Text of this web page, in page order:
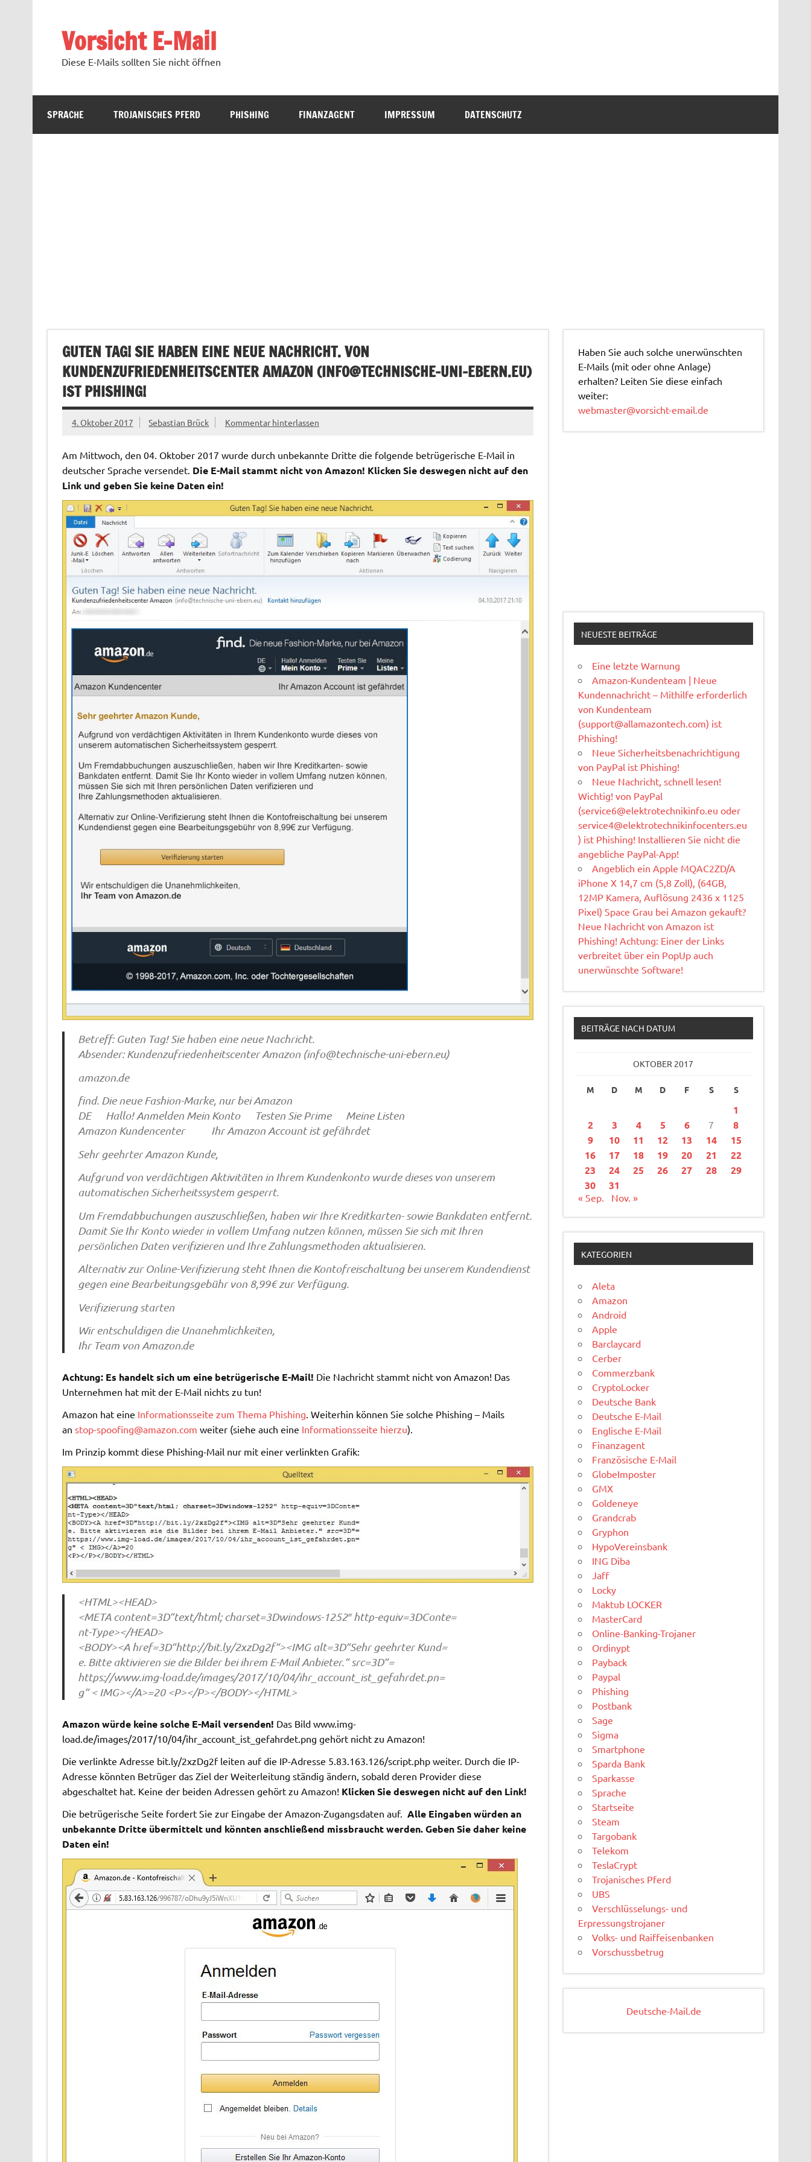
Vorsicht E-Mail
Diese E-Mails sollten Sie nicht öffnen
SPRACHE TROJANISCHES PFERD PHISHING FINANZAGENT IMPRESSUM DATENSCHUTZ
GUTEN TAG! SIE HABEN EINE NEUE NACHRICHT. VON
KUNDENZUFRIEDENHEITSCENTER AMAZON (INFO@TECHNISCHE-UNI-EBERN.EU)
IST PHISHING!
4. Oktober 2017 Sebastian Brück Kommentar hinterlassen
Am Mittwoch, den 04. Oktober 2017 wurde durch unbekannte Dritte die folgende betrügerische E-Mail in
deutscher Sprache versendet. Die E-Mail stammt nicht von Amazon! Klicken Sie deswegen nicht auf den
Link und geben Sie keine Daten ein!
Betreff: Guten Tag! Sie haben eine neue Nachricht.
Absender: Kundenzufriedenheitscenter Amazon (info@technische-uni-ebern.eu)
amazon.de
find. Die neue Fashion-Marke, nur bei Amazon
DE Hallo! Anmelden Mein Konto Testen Sie Prime Meine Listen
Amazon Kundencenter Ihr Amazon Account ist gefährdet
Sehr geehrter Amazon Kunde,
Aufgrund von verdächtigen Aktivitäten in Ihrem Kundenkonto wurde dieses von unserem
automatischen Sicherheitssystem gesperrt.
Um Fremdabbuchungen auszuschließen, haben wir Ihre Kreditkarten- sowie Bankdaten entfernt.
Damit Sie Ihr Konto wieder in vollem Umfang nutzen können, müssen Sie sich mit Ihren
persönlichen Daten verifizieren und Ihre Zahlungsmethoden aktualisieren.
Alternativ zur Online-Verifizierung steht Ihnen die Kontofreischaltung bei unserem Kundendienst
gegen eine Bearbeitungsgebühr von 8,99€ zur Verfügung.
Verifizierung starten
Wir entschuldigen die Unanehmlichkeiten,
Ihr Team von Amazon.de
Achtung: Es handelt sich um eine betrügerische E-Mail! Die Nachricht stammt nicht von Amazon! Das
Unternehmen hat mit der E-Mail nichts zu tun!
Amazon hat eine Informationsseite zum Thema Phishing. Weiterhin können Sie solche Phishing – Mails
an stop-spoofing@amazon.com weiter (siehe auch eine Informationsseite hierzu).
Im Prinzip kommt diese Phishing-Mail nur mit einer verlinkten Grafik:
<HTML><HEAD>
<META content=3D“text/html; charset=3Dwindows-1252″ http-equiv=3DConte=
nt-Type></HEAD>
<BODY><A href=3D“http://bit.ly/2xzDg2f“><IMG alt=3D“Sehr geehrter Kund=
e. Bitte aktivieren sie die Bilder bei ihrem E-Mail Anbieter.“ src=3D“=
https://www.img-load.de/images/2017/10/04/ihr_account_ist_gefahrdet.pn=
g“ < IMG></A>=20 <P></P></BODY></HTML>
Amazon würde keine solche E-Mail versenden! Das Bild www.img-
load.de/images/2017/10/04/ihr_account_ist_gefahrdet.png gehört nicht zu Amazon!
Die verlinkte Adresse bit.ly/2xzDg2f leiten auf die IP-Adresse 5.83.163.126/script.php weiter. Durch die IP-
Adresse könnten Betrüger das Ziel der Weiterleitung ständig ändern, sobald deren Provider diese
abgeschaltet hat. Keine der beiden Adressen gehört zu Amazon! Klicken Sie deswegen nicht auf den Link!
Die betrügerische Seite fordert Sie zur Eingabe der Amazon-Zugangsdaten auf. Alle Eingaben würden an
unbekannte Dritte übermittelt und könnten anschließend missbraucht werden. Geben Sie daher keine
Daten ein!
Haben Sie auch solche unerwünschten
E-Mails (mit oder ohne Anlage)
erhalten? Leiten Sie diese einfach
weiter:
webmaster@vorsicht-email.de
NEUESTE BEITRÄGE
Eine letzte Warnung
Amazon-Kundenteam | Neue
Kundennachricht – Mithilfe erforderlich
von Kundenteam
(support@allamazontech.com) ist
Phishing!
Neue Sicherheitsbenachrichtigung
von PayPal ist Phishing!
Neue Nachricht, schnell lesen!
Wichtig! von PayPal
(service6@elektrotechnikinfo.eu oder
service4@elektrotechnikinfocenters.eu
) ist Phishing! Installieren Sie nicht die
angebliche PayPal-App!
Angeblich ein Apple MQAC2ZD/A
iPhone X 14,7 cm (5,8 Zoll), (64GB,
12MP Kamera, Auflösung 2436 x 1125
Pixel) Space Grau bei Amazon gekauft?
Neue Nachricht von Amazon ist
Phishing! Achtung: Einer der Links
verbreitet über ein PopUp auch
unerwünschte Software!
BEITRÄGE NACH DATUM
OKTOBER 2017
M D M D F S S
1
2
3 4 5 6 7
8
9
10 11 12 13 14
15
16
17 18 19 20 21
22
23
24 25 26 27 28
29
30
31
« Sep. Nov. »
KATEGORIEN
Aleta
Amazon
Android
Apple
Barclaycard
Cerber
Commerzbank
CryptoLocker
Deutsche Bank
Deutsche E-Mail
Englische E-Mail
Finanzagent
Französische E-Mail
GlobeImposter
GMX
Goldeneye
Grandcrab
Gryphon
HypoVereinsbank
ING Diba
Jaff
Locky
Maktub LOCKER
MasterCard
Online-Banking-Trojaner
Ordinypt
Payback
Paypal
Phishing
Postbank
Sage
Sigma
Smartphone
Sparda Bank
Sparkasse
Sprache
Startseite
Steam
Targobank
Telekom
TeslaCrypt
Trojanisches Pferd
UBS
Verschlüsselungs- und
Erpressungstrojaner
Volks- und Raiffeisenbanken
Vorschussbetrug
Deutsche-Mail.de